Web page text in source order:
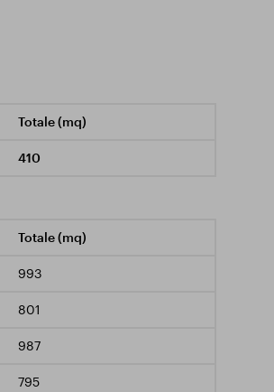
Totale (mq)
410
Totale (mq)
993
801
987
795